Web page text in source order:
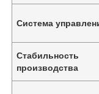
Система
Стабильность
производства